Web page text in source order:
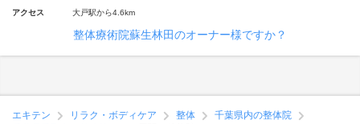
アクセス 大戸駅から4.6km
整体療術院蘇生林田のオーナー様ですか？
エキテン リラク・ボディケア 整体
千葉県内の整体院